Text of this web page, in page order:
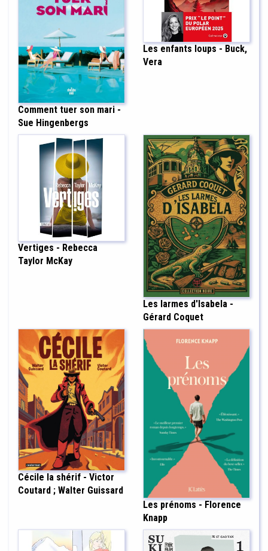
Comment tuer son mari -
Sue Hingenbergs
Les enfants loups - Buck,
Vera
Vertiges - Rebecca
Taylor McKay
Les larmes d'Isabela -
Gérard Coquet
Cécile la shérif - Victor
Coutard ; Walter Guissard
Les prénoms - Florence
Knapp